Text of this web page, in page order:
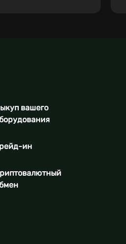
вашего
ин